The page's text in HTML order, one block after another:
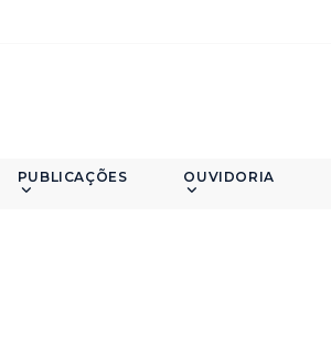
PUBLICAÇÕES OUVIDORIA